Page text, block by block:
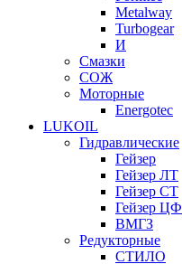
Metalway
Turbogear
И
Смазки
СОЖ
Моторные
Energotec
LUKOIL
Гидравлические
Гейзер
Гейзер ЛТ
Гейзер СТ
Гейзер ЦФ
ВМГЗ
Редукторные
СТИЛО